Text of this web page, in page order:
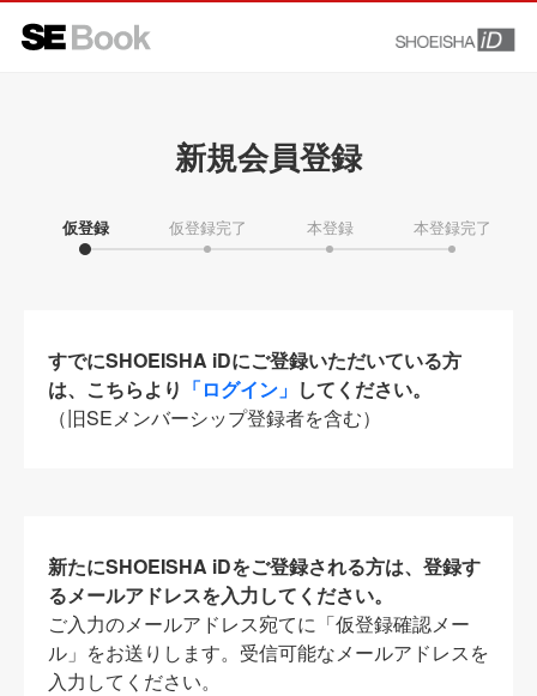
新規会員登録
仮登録 仮登録完了 本登録 本登録完了
すでにSHOEISHA iDにご登録いただいている方
は、こちらより 「ログイン」 してください。
（旧SEメンバーシップ登録者を含む）
新たにSHOEISHA iDをご登録される方は、登録す
るメールアドレスを入力してください。
ご入力のメールアドレス宛てに「仮登録確認メー
ル」をお送りします。受信可能なメールアドレスを
入力してください。